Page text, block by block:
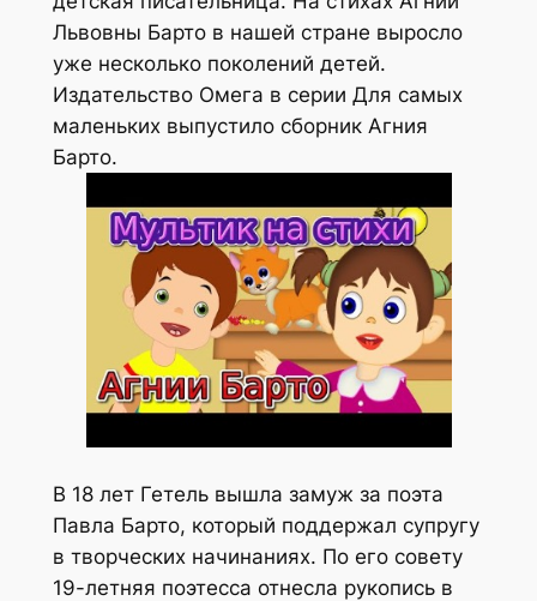
Львовны Барто в нашей стране выросло
уже несколько поколений детей.
Издательство Омега в серии Для самых
маленьких выпустило сборник Агния
Барто.
В 18 лет Гетель вышла замуж за поэта
Павла Барто, который поддержал супругу
в творческих начинаниях. По его совету
19-летняя поэтесса отнесла рукопись в